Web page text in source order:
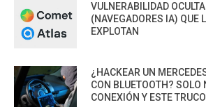
VULNERABILIDAD
(NAVEGADORES IA) QUE
EXPLOTAN
¿HACKEAR UN
CON BLUETOOTH? SOLO
CONEXIÓN Y ESTE TRUCO